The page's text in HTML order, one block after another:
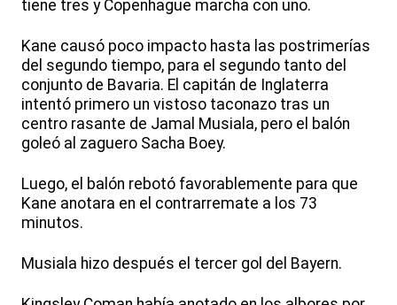
tiene tres y Copenhague marcha con uno.
Kane causó poco impacto hasta las postrimerías
del segundo tiempo, para el segundo tanto del
conjunto de Bavaria. El capitán de Inglaterra
intentó primero un vistoso taconazo tras un
centro rasante de Jamal Musiala, pero el balón
goleó al zaguero Sacha Boey.
Luego, el balón rebotó favorablemente para que
Kane anotara en el contrarremate a los 73
minutos.
Musiala hizo después el tercer gol del Bayern.